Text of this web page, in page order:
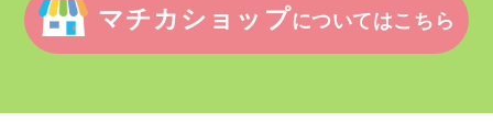
マチカショップについてはこちら